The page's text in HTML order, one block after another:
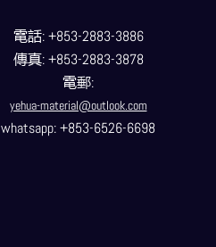
電話: +853-2883-3886
傳真: +853-2883-3878
電郵:
yehua-material@outlook.com
whatsapp: +853-6526-6698